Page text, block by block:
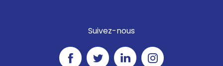
Suivez-nous